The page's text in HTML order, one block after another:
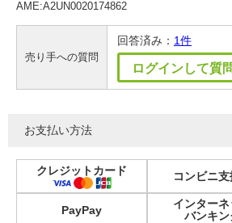
AME:A2UN0020174862
売り手への質問
回答済み： 1件
ログインして質
お支払い方法
クレジットカード コンビニ
PayPay
インターネ
バンキン